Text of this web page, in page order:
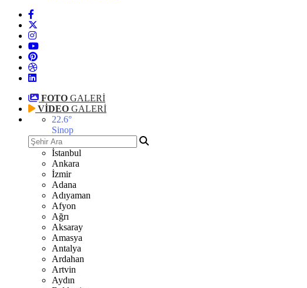
FOTO GALERİ
VİDEO GALERİ
22.6°
Sinop
İstanbul
Ankara
İzmir
Adana
Adıyaman
Afyon
Ağrı
Aksaray
Amasya
Antalya
Ardahan
Artvin
Aydın